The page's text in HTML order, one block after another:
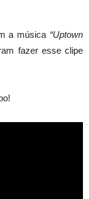
a música “Uptown
fazer esse clipe